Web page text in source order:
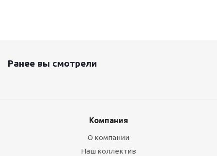
Ранее вы смотрели
Компания
О компании
Наш коллектив